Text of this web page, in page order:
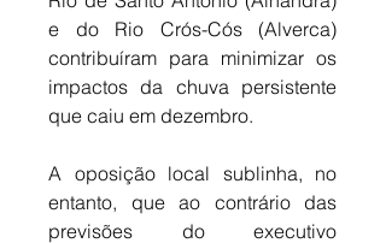
e do Rio Crós-Cós (Alverca)
contribuíram para minimizar os
impactos da chuva persistente
que caiu em dezembro.
A oposição local sublinha, no
entanto, que ao contrário das
previsões do executivo